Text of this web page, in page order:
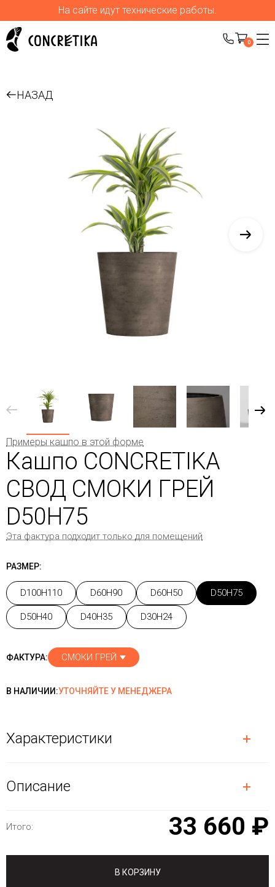
На сайте идут технические работы.
0
НАЗАД
Примеры кашпо в этой форме
Кашпо CONCRETIKA
СВОД СМОКИ ГРЕЙ
D50H75
Эта фактура подходит только для помещений
РАЗМЕР:
D100H110 D60H90 D60H50 D50H75
D50H40 D40H35 D30H24
ФАКТУРА: СМОКИ ГРЕЙ
В НАЛИЧИИ:УТОЧНЯЙТЕ У МЕНЕДЖЕРА
Характеристики
Описание
Итого: 33 660 ₽
В КОРЗИНУ